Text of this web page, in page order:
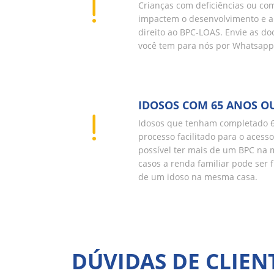
Crianças com deficiências ou
impactem o desenvolvimento e
direito ao BPC-LOAS. Envie as
você tem para nós por
IDOSOS COM 65 ANOS
Idosos que tenham completado
processo facilitado para o acesso
possível ter mais de um BPC na
casos a renda familiar pode ser
de um idoso na mesma casa.
DÚVIDAS DE